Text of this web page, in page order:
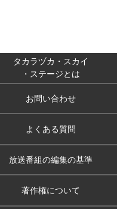
タカラヅカ・スカイ
・ステージとは
お問い合わせ
よくある質問
放送番組の編集の基準
著作権について